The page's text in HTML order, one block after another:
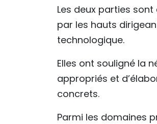
Les deux parties
par les hauts
technologique.
Elles ont souligné la
appropriés et
concrets.
Parmi les domaines